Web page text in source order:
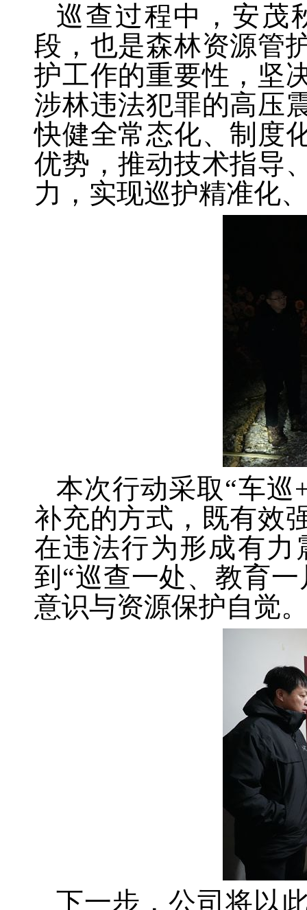
巡查过程中，安茂
段，也是森林资源管
护工作的重要性，坚
涉林违法犯罪的高压
快健全常态化、制度
优势，推动技术指导
力，实现巡护精准化
本次行动采取“车巡
补充的方式，既有效
在违法行为形成有
到“巡查一处、教育
意识与资源保护自觉
下一步，公司将以